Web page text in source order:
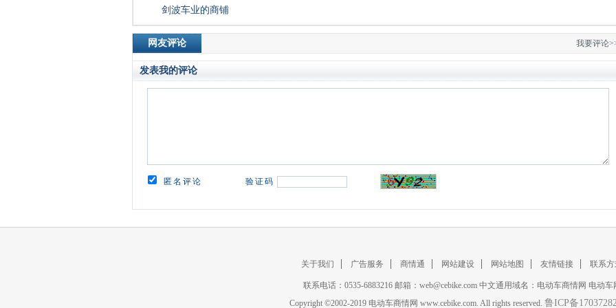
倍尔捷电动车 风雅
剑波车业的商铺
关于我们 广告服务 商情通 网站建设 网站地图 友情链接 联系
联系电话：0535-6883216 邮箱：web@cebike.com 中文通用域名：电动车商情网 电动车
Copyright ©2002-2019 电动车商情网 www.cebike.com. All rights reserved. 鲁ICP备